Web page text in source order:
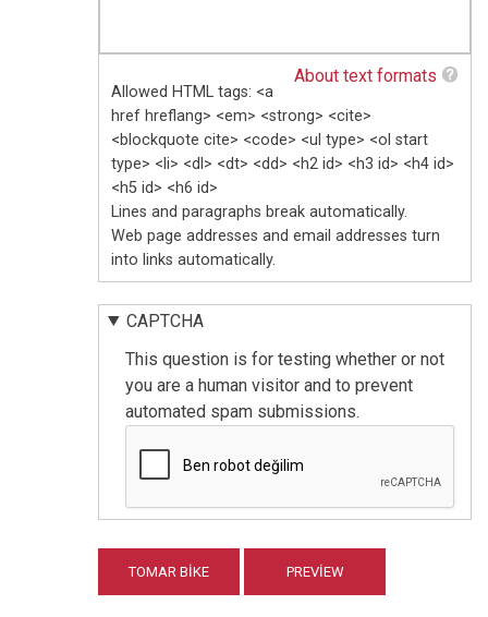
About text formats
Allowed HTML tags: <a
href hreflang> <em> <strong> <cite>
<blockquote cite> <code> <ul type> <ol start
type> <li> <dl> <dt> <dd> <h2 id> <h3 id> <h4 id>
<h5 id> <h6 id>
Lines and paragraphs break automatically.
Web page addresses and email addresses turn
into links automatically.
CAPTCHA
This question is for testing whether or not
you are a human visitor and to prevent
automated spam submissions.